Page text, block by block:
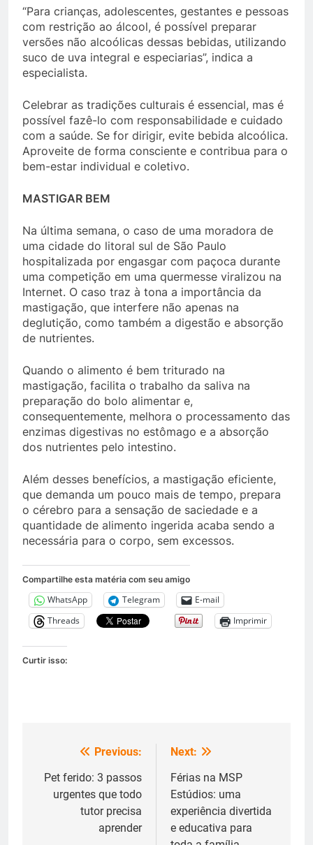
“Para crianças, adolescentes, gestantes e pessoas
com restrição ao álcool, é possível preparar
versões não alcoólicas dessas bebidas, utilizando
suco de uva integral e especiarias”, indica a
especialista.
Celebrar as tradições culturais é essencial, mas é
possível fazê-lo com responsabilidade e cuidado
com a saúde. Se for dirigir, evite bebida alcoólica.
Aproveite de forma consciente e contribua para o
bem-estar individual e coletivo.
MASTIGAR BEM
Na última semana, o caso de uma moradora de
uma cidade do litoral sul de São Paulo
hospitalizada por engasgar com paçoca durante
uma competição em uma quermesse viralizou na
Internet. O caso traz à tona a importância da
mastigação, que interfere não apenas na
deglutição, como também a digestão e absorção
de nutrientes.
Quando o alimento é bem triturado na
mastigação, facilita o trabalho da saliva na
preparação do bolo alimentar e,
consequentemente, melhora o processamento das
enzimas digestivas no estômago e a absorção
dos nutrientes pelo intestino.
Além desses benefícios, a mastigação eficiente,
que demanda um pouco mais de tempo, prepara
o cérebro para a sensação de saciedade e a
quantidade de alimento ingerida acaba sendo a
necessária para o corpo, sem excessos.
Compartilhe esta matéria com seu amigo
WhatsApp Telegram
E-mail
Threads
Imprimir
Curtir isso:
Navegação
de
Post
Previous:
Pet ferido: 3 passos
urgentes que todo
tutor precisa
aprender
Next:
Férias na MSP
Estúdios: uma
experiência divertida
e educativa para